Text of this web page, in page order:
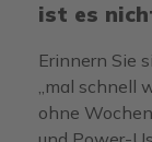
ist es
Erinnern Sie
„mal schnell
ohne